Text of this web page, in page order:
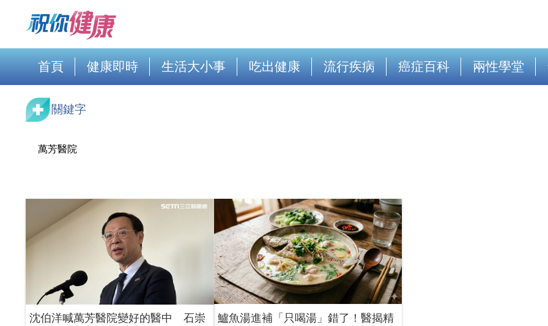
首頁 健康即時 生活大小事 吃出健康 流行疾病 癌症百科 兩性學堂
關鍵字
萬芳醫院
沈伯洋喊萬芳醫院變好的醫中 石崇
鱸魚湯進補「只喝湯」錯了！醫揭精